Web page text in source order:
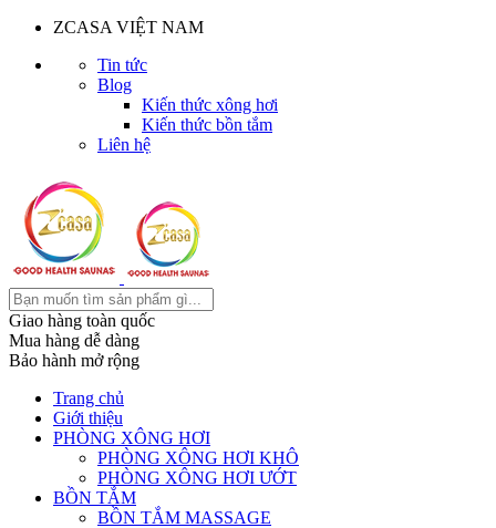
ZCASA VIỆT NAM
Tin tức
Blog
Kiến thức xông hơi
Kiến thức bồn tắm
Liên hệ
Giao hàng toàn quốc
Mua hàng dễ dàng
Bảo hành mở rộng
Trang chủ
Giới thiệu
PHÒNG XÔNG HƠI
PHÒNG XÔNG HƠI KHÔ
PHÒNG XÔNG HƠI ƯỚT
BỒN TẮM
BỒN TẮM MASSAGE